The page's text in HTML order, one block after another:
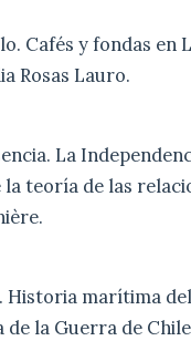
Cafés y fondas en
Rosas Lauro.
La
teoría de las
marítima
de la Guerra de